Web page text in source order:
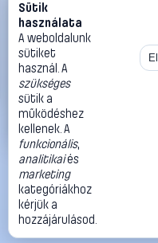
#3050964
Blickle 938780 B-POTHS
görgő KerékØ: 125 mm
Blickle Görgők, kerekek
40 990 Ft
Kosárba
«
Méret:
©2026
ThermoScope
ÁSZF
Cégbemutató
Sütik
használata
A weboldalunk
sütiket
használ. A
szükséges
sütik a
működéshez
kellenek. A
funkcionális,
analitikaiés
marketing
kategóriákhoz
kérjük a
hozzájárulásod.